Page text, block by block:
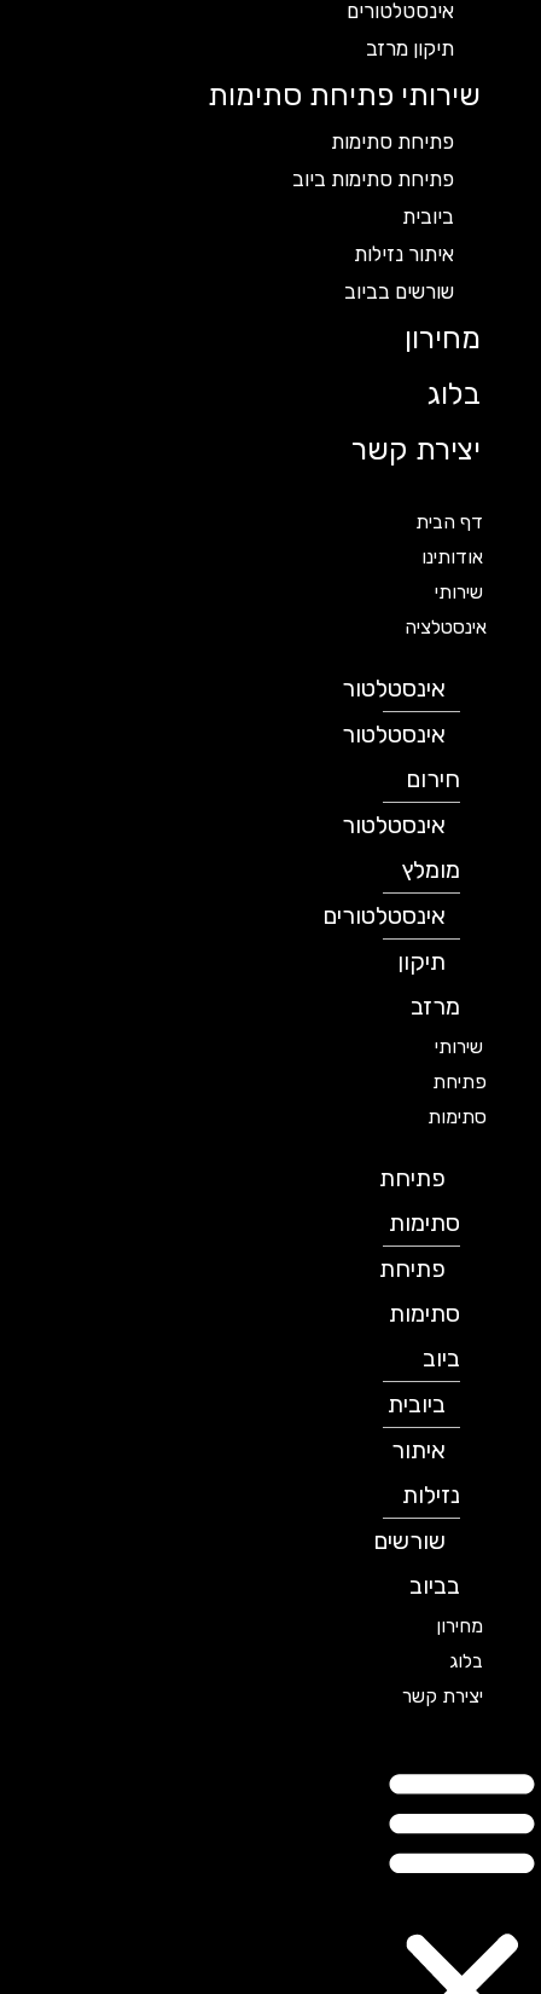
אינסטלטורים
תיקון מרזב
שירותי פתיחת סתימות
פתיחת סתימות
פתיחת סתימות ביוב
ביובית
איתור נזילות
שורשים בביוב
מחירון
בלוג
יצירת קשר
דף הבית
אודותינו
שירותי
אינסטלציה
אינסטלטור
אינסטלטור
חירום
אינסטלטור
מומלץ
אינסטלטורים
תיקון
מרזב
שירותי
פתיחת
סתימות
פתיחת
סתימות
פתיחת
סתימות
ביובית
איתור
נזילות
שורשים
בביוב
מחירון
יצירת קשר